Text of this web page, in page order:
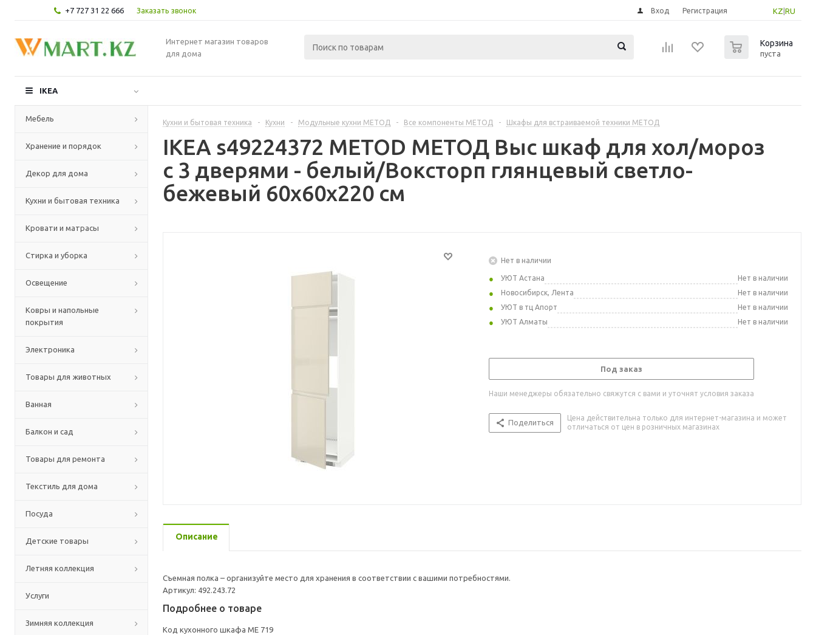
+7 727 31 22 666 Заказать звонок KZ RU
Вход Регистрация
Интернет магазин товаров
для дома
Корзина
пуста
IKEA
Мебель
Хранение и порядок
Декор для дома
Кухни и бытовая техника
Кровати и матрасы
Стирка и уборка
Освещение
Ковры и напольные
покрытия
Электроника
Товары для животных
Ванная
Балкон и сад
Товары для ремонта
Текстиль для дома
Посуда
Детские товары
Летняя коллекция
Услуги
Зимняя коллекция
Кухни и бытовая техника - Кухни - Модульные кухни МЕТОД - Все компоненты МЕТОД - Шкафы для встраиваемой техники МЕТОД
IKEA s49224372 METOD МЕТОД Выс шкаф для хол/мороз
с 3 дверями - белый/Воксторп глянцевый светло-
бежевый 60x60x220 см
Нет в наличии
УЮТ Астана
Нет в наличии
Новосибирск, Лента
Нет в наличии
УЮТ в тц Апорт
Нет в наличии
УЮТ Алматы
Нет в наличии
Под заказ
Наши менеджеры обязательно свяжутся с вами и уточнят условия заказа
Поделиться
Цена действительна только для интернет-магазина и может
отличаться от цен в розничных магазинах
Описание
Съемная полка – организуйте место для хранения в соответствии с вашими потребностями.
Артикул: 492.243.72
Подробнее о товаре
Код кухонного шкафа ME 719